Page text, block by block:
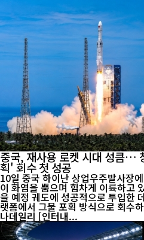
중국, 재사용 로켓 시대 성큼…
획' 회수 첫 성공
10일 중국 하이난 상업우주발사장
이 화염을 뿜으며 힘차게 이륙하고
을 예정 궤도에 성공적으로 투입한
랫폼에서 그물 포획 방식으로 회수
나데일리 [인터내...